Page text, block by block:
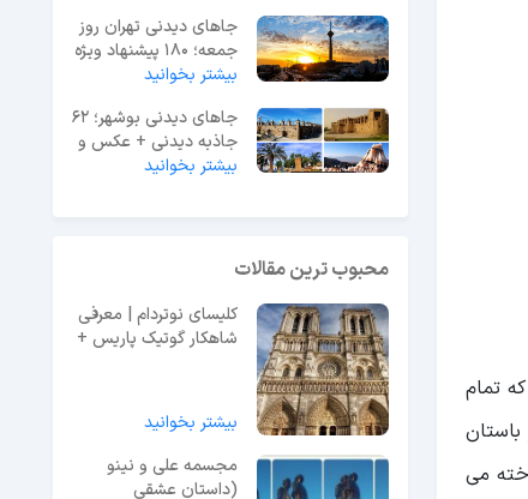
تمام
می
جاهای دیدنی تهران روز
جمعه؛ 180 پیشنهاد ویژه
آخر هفته
بیشتر بخوانید
جاهای دیدنی بوشهر؛ 62
جاذبه دیدنی + عکس و
آدرس
بیشتر بخوانید
محبوب ترین مقالات
کلیسای نوتردام | معرفی
شاهکار گوتیک پاریس +
بیشتر بخوانید
مجسمه علی و نینو
(داستان عشقی